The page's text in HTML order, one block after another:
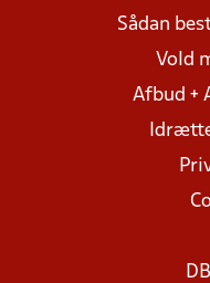
Sådan
Vold
Afbud +